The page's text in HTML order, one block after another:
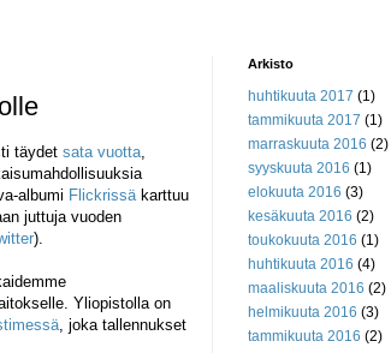
täydet sata vuotta,
albumi Flickrissä karttuu
juttuja vuoden
).
Yliopistolla on
, joka tallennukset
Arkisto
huhtikuuta 2017 (1)
tammikuuta 2017 (1)
marraskuuta 2016 (2)
syyskuuta 2016 (1)
elokuuta 2016 (3)
kesäkuuta 2016 (2)
toukokuuta 2016 (1)
huhtikuuta 2016 (4)
maaliskuuta 2016 (2)
helmikuuta 2016 (3)
tammikuuta 2016 (2)